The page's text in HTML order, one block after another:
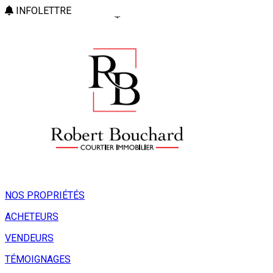
INFOLETTRE
NOS PROPRIÉTÉS
ACHETEURS
VENDEURS
TÉMOIGNAGES